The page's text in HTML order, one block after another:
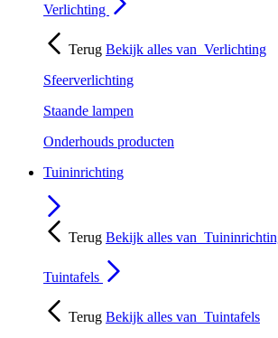
Verlichting
Terug Bekijk alles van Verlichting
Sfeerverlichting
Staande lampen
Onderhouds producten
Tuininrichting
Terug Bekijk alles van
Tuintafels
Terug Bekijk alles van Tuintafels